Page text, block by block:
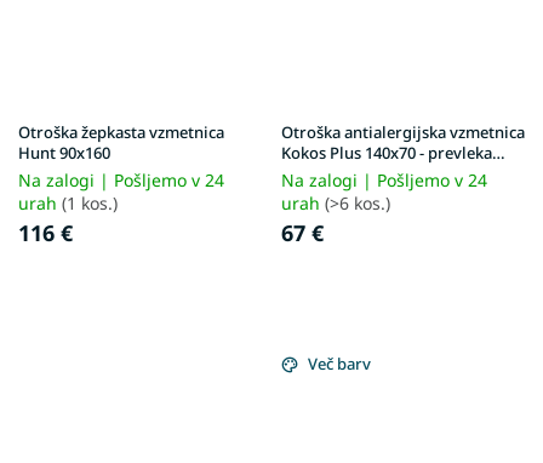
Otroška žepkasta vzmetnica
Hunt 90x160
Na zalogi | Pošljemo v 24
urah (1 kos.)
116 €
Otroška antialergijska vzmetnica
Kokos Plus 140x70 - prevleka
Aloe Vera
Na zalogi | Pošljemo v 24
urah (>6 kos.)
67 €
Več barv